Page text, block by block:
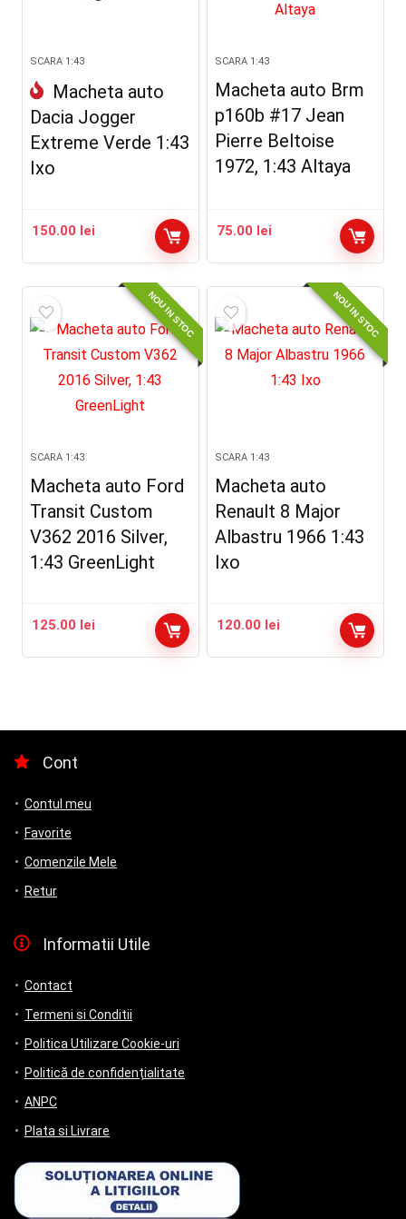
SCARA 1:43
Macheta auto
Dacia Jogger
Extreme Verde 1:43
Ixo
150.00 lei
SCARA 1:43
Macheta auto Brm
p160b #17 Jean
Pierre Beltoise
1972, 1:43 Altaya
75.00 lei
NOU IN STOC
SCARA 1:43
Macheta auto Ford
Transit Custom
V362 2016 Silver,
1:43 GreenLight
125.00 lei
NOU IN STOC
SCARA 1:43
Macheta auto
Renault 8 Major
Albastru 1966 1:43
Ixo
120.00 lei
Cont
Contul meu
Favorite
Comenzile Mele
Retur
Informatii Utile
Contact
Termeni si Conditii
Politica Utilizare Cookie-uri
Politică de confidențialitate
ANPC
Plata si Livrare